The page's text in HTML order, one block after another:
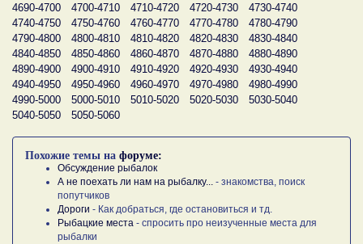
4690-4700
4700-4710 4710-4720 4720-4730
4730-4740
4740-4750
4750-4760 4760-4770 4770-4780
4780-4790
4790-4800
4800-4810 4810-4820 4820-4830
4830-4840
4840-4850
4850-4860 4860-4870 4870-4880
4880-4890
4890-4900
4900-4910 4910-4920 4920-4930
4930-4940
4940-4950
4950-4960 4960-4970 4970-4980
4980-4990
4990-5000
5000-5010 5010-5020 5020-5030
5030-5040
5040-5050
5050-5060
Похожие темы на форуме:
Обсуждение рыбалок
А не поехать ли нам на рыбалку... - знакомства, поиск
попутчиков
Дороги - Как добраться, где остановиться и тд.
Рыбацкие места - спросить про неизученные места для
рыбалки